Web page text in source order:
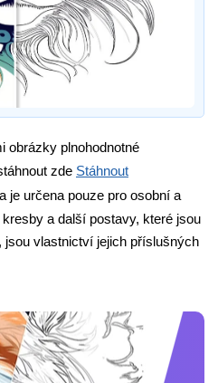
obrázky plnohodnotné
zde Stáhnout
je určena pouze pro osobní a
a další postavy, které jsou
jsou vlastnictví jejich příslušných